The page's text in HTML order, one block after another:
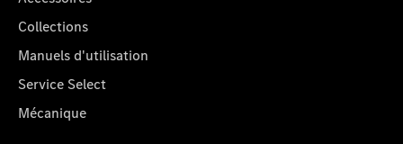
Collections
Manuels d'utilisation
Service Select
Mécanique